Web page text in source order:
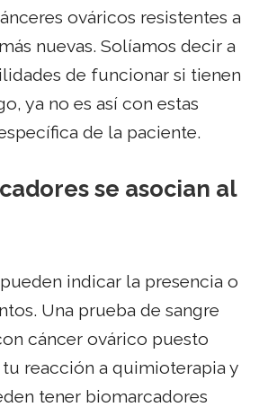
ováricos resistentes a
nuevas. Solíamos decir a
de funcionar si tienen
ya no es así con estas
de la paciente.
se asocian al
indicar la presencia o
Una prueba de sangre
cáncer ovárico puesto
reacción a quimioterapia y
tener biomarcadores